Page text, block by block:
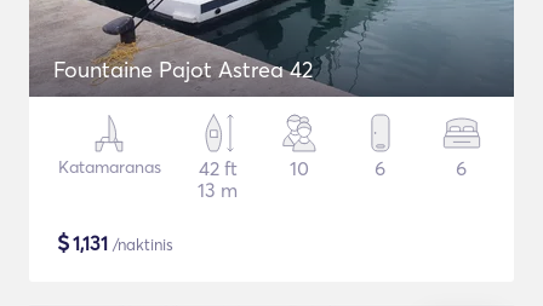
Fountaine Pajot Astrea 42
Katamaranas
42 ft
13 m
10 6 6
$1,131 /naktinis